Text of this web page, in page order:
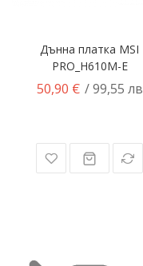
Дънна платка MSI
PRO_H610M-E
50,90 € / 99,55 лв